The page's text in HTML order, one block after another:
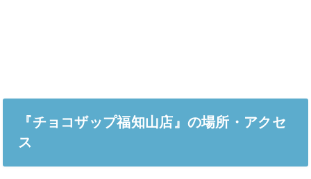
『チョコザップ福知山店』の場所・アクセ
ス